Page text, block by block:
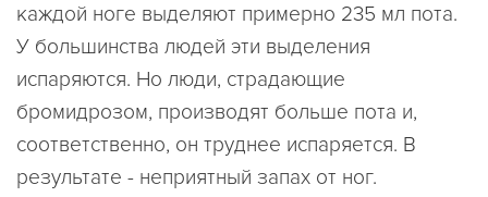
каждой ноге выделяют примерно 235 мл пота.
У большинства людей эти выделения
испаряются. Но люди, страдающие
бромидрозом, производят больше пота и,
соответственно, он труднее испаряется. В
результате - неприятный запах от ног.